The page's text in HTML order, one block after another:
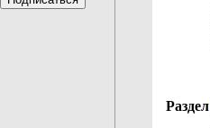
Раздел